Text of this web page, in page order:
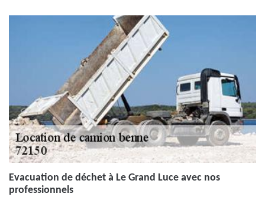
Evacuation de déchet à Le Grand Luce avec nos
professionnels